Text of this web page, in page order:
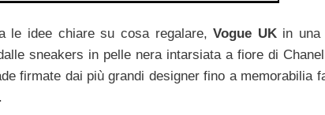
le idee chiare su cosa regalare,Vogue UKin una
sneakers in pelle nera intarsiata a fiore di
firmate dai più grandi designer fino a memorabilia